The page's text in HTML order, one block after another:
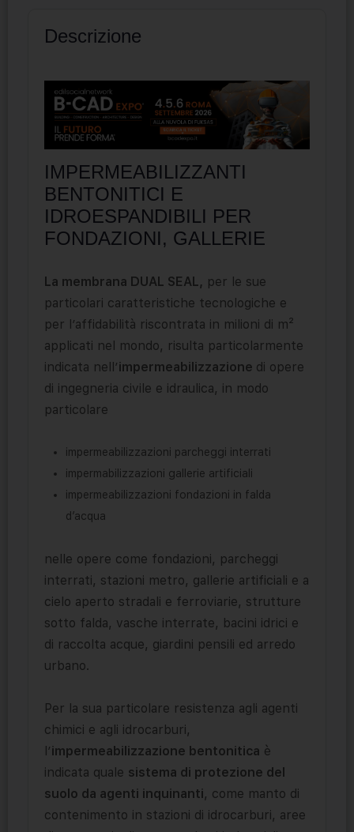
Descrizione
IMPERMEABILIZZANTI
BENTONITICI E
IDROESPANDIBILI PER
FONDAZIONI, GALLERIE
La membrana DUAL SEAL, per le sue
particolari caratteristiche tecnologiche e
per l’affidabilità riscontrata in milioni di m²
applicati nel mondo, risulta particolarmente
indicata nell’impermeabilizzazione di opere
di ingegneria civile e idraulica, in modo
particolare
impermeabilizzazioni parcheggi interrati
impermabilizzazioni gallerie artificiali
impermeabilizzazioni fondazioni in falda
d’acqua
nelle opere come fondazioni, parcheggi
interrati, stazioni metro, gallerie artificiali e a
cielo aperto stradali e ferroviarie, strutture
sotto falda, vasche interrate, bacini idrici e
di raccolta acque, giardini pensili ed arredo
urbano.
Per la sua particolare resistenza agli agenti
chimici e agli idrocarburi,
l’impermeabilizzazione bentonitica è
indicata quale sistema di protezione del
suolo da agenti inquinanti, come manto di
contenimento in stazioni di idrocarburi, aree